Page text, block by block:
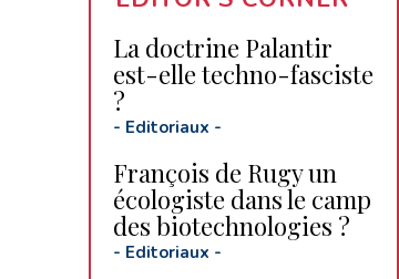
La doctrine Palantir
est-elle techno-fasciste
?
- Editoriaux -
François de Rugy un
écologiste dans le camp
des biotechnologies ?
- Editoriaux -